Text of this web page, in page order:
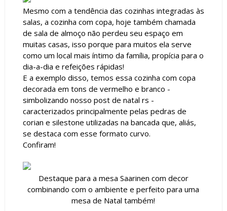
Mesmo com a tendência das cozinhas integradas às
salas, a cozinha com copa, hoje também chamada
de sala de almoço não perdeu seu espaço em
muitas casas, isso porque para muitos ela serve
como um local mais íntimo da família, propícia para o
dia-a-dia e refeições rápidas!
E a exemplo disso, temos essa cozinha com copa
decorada em tons de vermelho e branco -
simbolizando nosso post de natal rs -
caracterizados principalmente pelas pedras de
corian e silestone utilizadas na bancada que, aliás,
se destaca com esse formato curvo.
Confiram!
Destaque para a mesa Saarinen com decor
combinando com o ambiente e perfeito para uma
mesa de Natal também!